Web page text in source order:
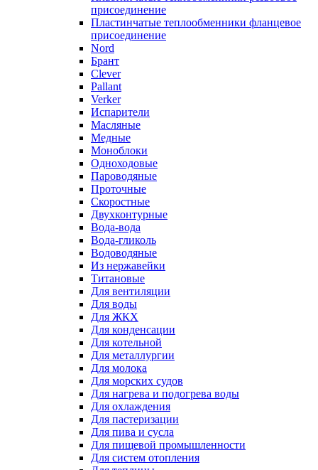
присоединение
Пластинчатые теплообменники фланцевое
присоединение
Nord
Брант
Clever
Pallant
Verker
Испарители
Масляные
Медные
Моноблоки
Одноходовые
Пароводяные
Проточные
Скоростные
Двухконтурные
Вода-вода
Вода-гликоль
Водоводяные
Из нержавейки
Титановые
Для вентиляции
Для воды
Для ЖКХ
Для конденсации
Для котельной
Для металлургии
Для молока
Для морских судов
Для нагрева и подогрева воды
Для охлаждения
Для пастеризации
Для пива и сусла
Для пищевой промышленности
Для систем отопления